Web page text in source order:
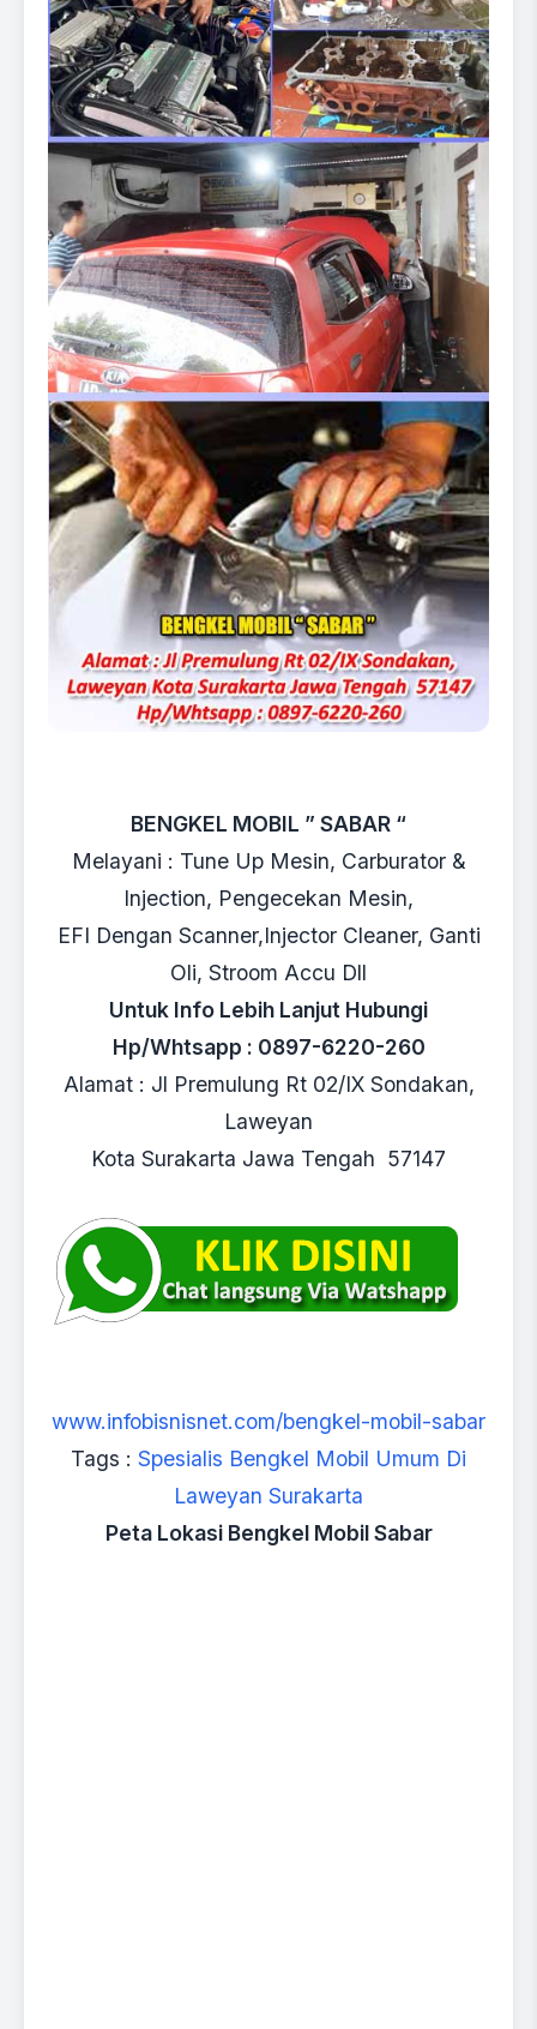
BENGKEL MOBIL ” SABAR “
Melayani : Tune Up Mesin, Carburator &
Injection, Pengecekan Mesin,
EFI Dengan Scanner,Injector Cleaner, Ganti
Oli, Stroom Accu Dll
Untuk Info Lebih Lanjut Hubungi
Hp/Whtsapp : 0897-6220-260
Alamat : Jl Premulung Rt 02/IX Sondakan,
Laweyan
Kota Surakarta Jawa Tengah 57147
www.infobisnisnet.com/bengkel-mobil-sabar
Tags : Spesialis Bengkel Mobil Umum Di
Laweyan Surakarta
Peta Lokasi Bengkel Mobil Sabar